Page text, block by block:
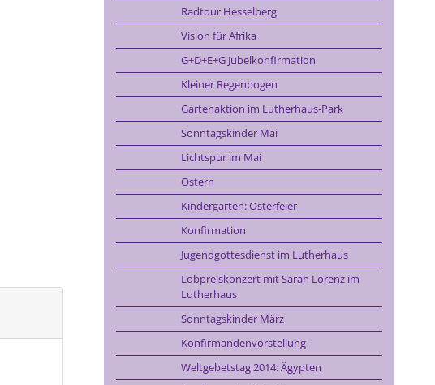
Radtour Hesselberg
Vision für Afrika
G+D+E+G Jubelkonfirmation
Kleiner Regenbogen
Gartenaktion im Lutherhaus-Park
Sonntagskinder Mai
Lichtspur im Mai
Ostern
Kindergarten: Osterfeier
Konfirmation
Jugendgottesdienst im Lutherhaus
Lobpreiskonzert mit Sarah Lorenz im
Lutherhaus
Sonntagskinder März
Konfirmandenvorstellung
Weltgebetstag 2014: Ägypten